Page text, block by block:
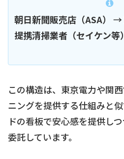
朝日新聞販売店（ASA）
→
提携清掃業者（セイケン等）
この構造は、東京電力や関
ニングを提供する仕組みと
ドの看板で安心感を提供し
委託しています。